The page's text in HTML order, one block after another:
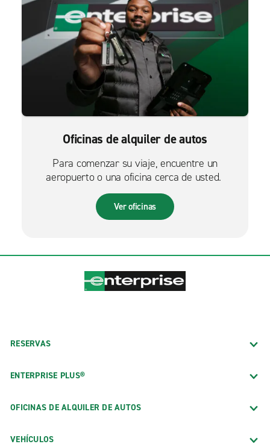
Oficinas de alquiler de autos
Para comenzar su viaje, encuentre un
aeropuerto o una oficina cerca de usted.
Ver oficinas
RESERVAS
ENTERPRISE PLUS®
OFICINAS DE ALQUILER DE AUTOS
VEHÍCULOS